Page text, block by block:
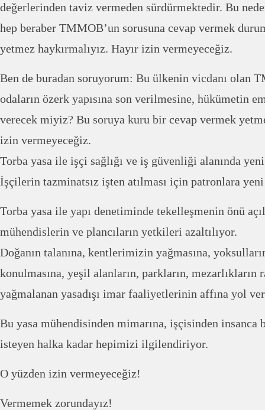
değerlerinden taviz vermeden sürdürmektedir. Bu
hep beraber TMMOB’un sorusuna cevap vermek
yetmez haykırmalıyız. Hayır izin vermeyeceğiz.
Ben de buradan soruyorum: Bu ülkenin vicdanı olan
odaların özerk yapısına son verilmesine, hükümetin
verecek miyiz? Bu soruya kuru bir cevap vermek
izin vermeyeceğiz.
Torba yasa ile işçi sağlığı ve iş güvenliği alanında
İşçilerin tazminatsız işten atılması için patronlara
Torba yasa ile yapı denetiminde tekelleşmenin önü
mühendislerin ve plancıların yetkileri azaltılıyor.
Doğanın talanına, kentlerimizin yağmasına,
konulmasına, yeşil alanların, parkların, mezarlıkların
yağmalanan yasadışı imar faaliyetlerinin affına yol
Bu yasa mühendisinden mimarına, işçisinden insanca
isteyen halka kadar hepimizi ilgilendiriyor.
O yüzden izin vermeyeceğiz!
Vermemek zorundayız!